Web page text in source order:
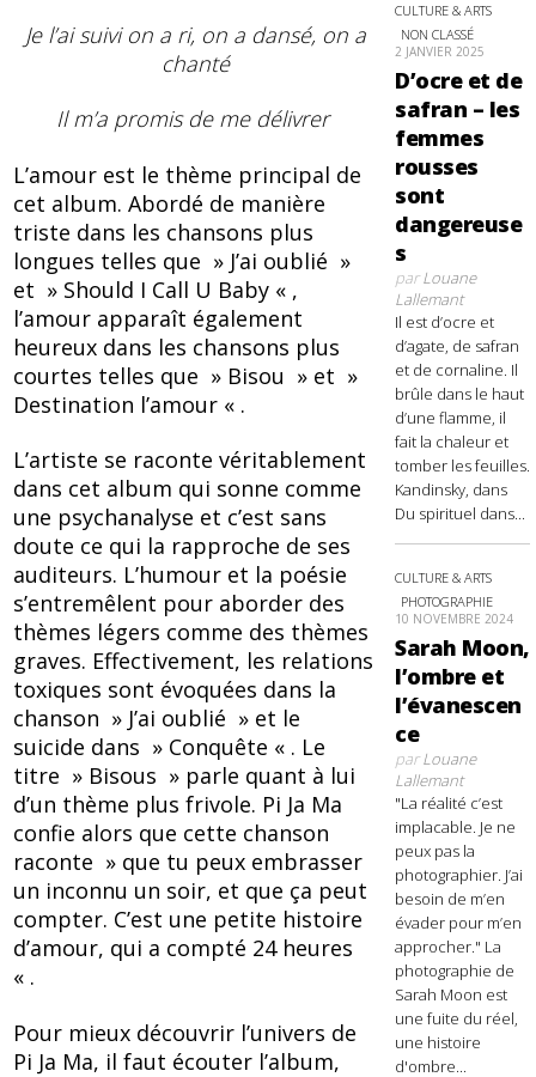
Je l’ai suivi on a ri, on a dansé, on a
chanté
Il m’a promis de me délivrer
L’amour est le thème principal de
cet album. Abordé de manière
triste dans les chansons plus
longues telles que » J’ai oublié »
et » Should I Call U Baby « ,
l’amour apparaît également
heureux dans les chansons plus
courtes telles que » Bisou » et »
Destination l’amour « .
L’artiste se raconte véritablement
dans cet album qui sonne comme
une psychanalyse et c’est sans
doute ce qui la rapproche de ses
auditeurs. L’humour et la poésie
s’entremêlent pour aborder des
thèmes légers comme des thèmes
graves. Effectivement, les relations
toxiques sont évoquées dans la
chanson » J’ai oublié » et le
suicide dans » Conquête « . Le
titre » Bisous » parle quant à lui
d’un thème plus frivole. Pi Ja Ma
confie alors que cette chanson
raconte » que tu peux embrasser
un inconnu un soir, et que ça peut
compter. C’est une petite histoire
d’amour, qui a compté 24 heures
« .
Pour mieux découvrir l’univers de
Pi Ja Ma, il faut écouter l’album,
CULTURE & ARTS
NON CLASSÉ
2 JANVIER 2025
D’ocre et de
safran – les
femmes
rousses
sont
dangereuse
s
parLouane
Lallemant
Il est d’ocre et
d’agate, de safran
et de cornaline. Il
brûle dans le haut
d’une flamme, il
fait la chaleur et
tomber les feuilles.
Kandinsky, dans
Du spirituel dans...
CULTURE & ARTS
PHOTOGRAPHIE
10 NOVEMBRE 2024
Sarah Moon,
l’ombre et
l’évanescen
ce
parLouane
Lallemant
"La réalité c’est
implacable. Je ne
peux pas la
photographier. J’ai
besoin de m’en
évader pour m’en
approcher." La
photographie de
Sarah Moon est
une fuite du réel,
une histoire
d'ombre...